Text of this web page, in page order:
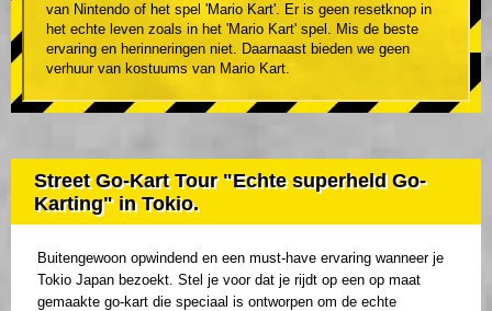
van Nintendo of het spel 'Mario Kart'. Er is geen resetknop in
het echte leven zoals in het 'Mario Kart' spel. Mis de beste
ervaring en herinneringen niet. Daarnaast bieden we geen
verhuur van kostuums van Mario Kart.
Street Go-Kart Tour "Echte superheld Go-
Karting" in Tokio.
Buitengewoon opwindend en een must-have ervaring wanneer je
Tokio Japan bezoekt. Stel je voor dat je rijdt op een op maat
gemaakte go-kart die speciaal is ontworpen om de echte